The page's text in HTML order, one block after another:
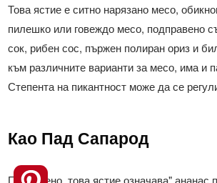
Това ястие е ситно нарязано месо,
пилешко или говеждо месо, подправено
сок, рибен сос, пържен полиран ориз и
към различните варианти за месо, има и
Степента на пикантност може да се
Као Пад Сапарод
Преведено, това ястие означава" ананас